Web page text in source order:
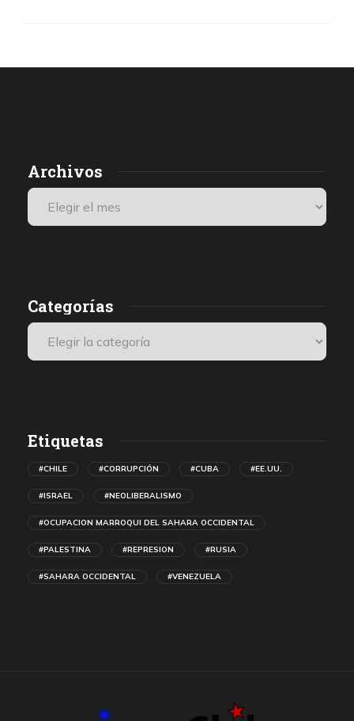
Archivos
Categorías
Etiquetas
#CHILE #CORRUPCIÓN #CUBA #EE.UU.
#ISRAEL #NEOLIBERALISMO
#OCUPACION MARROQUI DEL SAHARA OCCIDENTAL
#PALESTINA #REPRESION #RUSIA
#SAHARA OCCIDENTAL #VENEZUELA